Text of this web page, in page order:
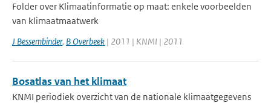
Folder over Klimaatinformatie op maat: enkele voorbeelden
van klimaatmaatwerk
J Bessembinder, B Overbeek | 2011 | KNMI | 2011
Bosatlas van het klimaat
KNMI periodiek overzicht van de nationale klimaatgegevens